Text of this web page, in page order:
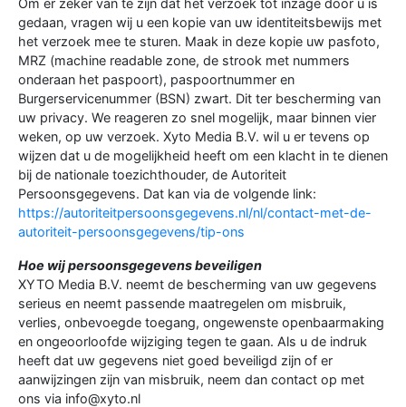
gedaan, vragen wij u een kopie van uw identiteitsbewijs met
het verzoek mee te sturen. Maak in deze kopie uw pasfoto,
MRZ (machine readable zone, de strook met nummers
onderaan het paspoort), paspoortnummer en
Burgerservicenummer (BSN) zwart. Dit ter bescherming van
uw privacy. We reageren zo snel mogelijk, maar binnen vier
weken, op uw verzoek. Xyto Media B.V. wil u er tevens op
wijzen dat u de mogelijkheid heeft om een klacht in te dienen
bij de nationale toezichthouder, de Autoriteit
Persoonsgegevens. Dat kan via de volgende link:
https://autoriteitpersoonsgegevens.nl/nl/contact-met-de-
autoriteit-persoonsgegevens/tip-ons
Hoe wij persoonsgegevens beveiligen
XYTO Media B.V. neemt de bescherming van uw gegevens
serieus en neemt passende maatregelen om misbruik,
verlies, onbevoegde toegang, ongewenste openbaarmaking
en ongeoorloofde wijziging tegen te gaan. Als u de indruk
heeft dat uw gegevens niet goed beveiligd zijn of er
aanwijzingen zijn van misbruik, neem dan contact op met
ons via info@xyto.nl